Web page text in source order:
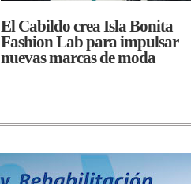
El Cabildo crea Isla Bonita
Fashion Lab para impulsar
nuevas marcas de moda